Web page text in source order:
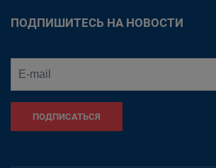
ПОДПИШИТЕСЬ НА НОВОСТИ
ПОДПИСАТЬСЯ